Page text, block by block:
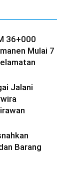
36+000
Mulai 7
Jalani
Barang